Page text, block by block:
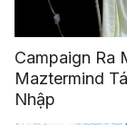
Campaign Ra
Maztermind
Nhập